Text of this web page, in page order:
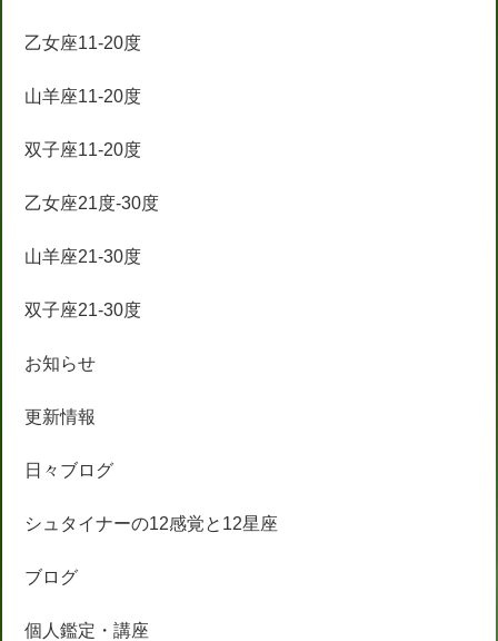
乙女座11-20度
山羊座11-20度
双子座11-20度
乙女座21度-30度
山羊座21-30度
双子座21-30度
お知らせ
更新情報
日々ブログ
シュタイナーの12感覚と12星座
ブログ
個人鑑定・講座